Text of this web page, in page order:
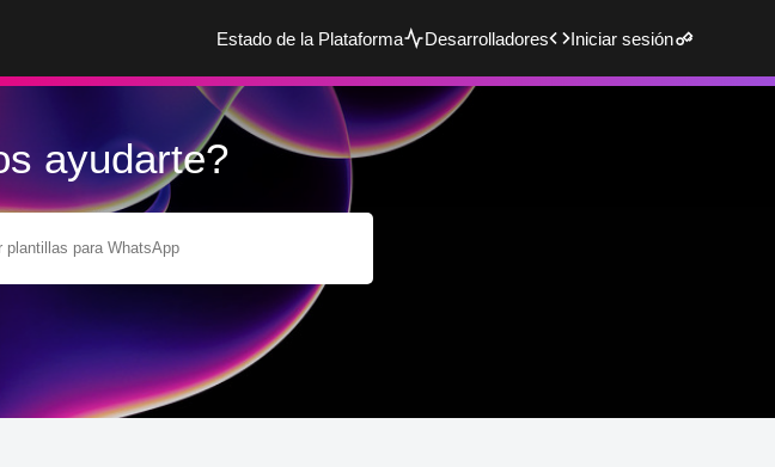
Estado de la Plataforma Desarrolladores Iniciar sesión
ayudarte?